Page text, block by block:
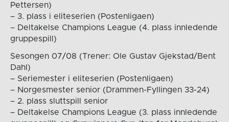
Pettersen)
– 3. plass i eliteserien (Postenligaen)
– Deltakelse Champions League (4. plass innledende
gruppespill)
Sesongen 07/08 (Trener: Ole Gustav Gjekstad/Bent
Dahl)
– Seriemester i eliteserien (Postenligaen)
– Norgesmester senior (Drammen-Fyllingen 33-24)
– 2. plass sluttspill senior
– Deltakelse Champions League (3. plass innledende